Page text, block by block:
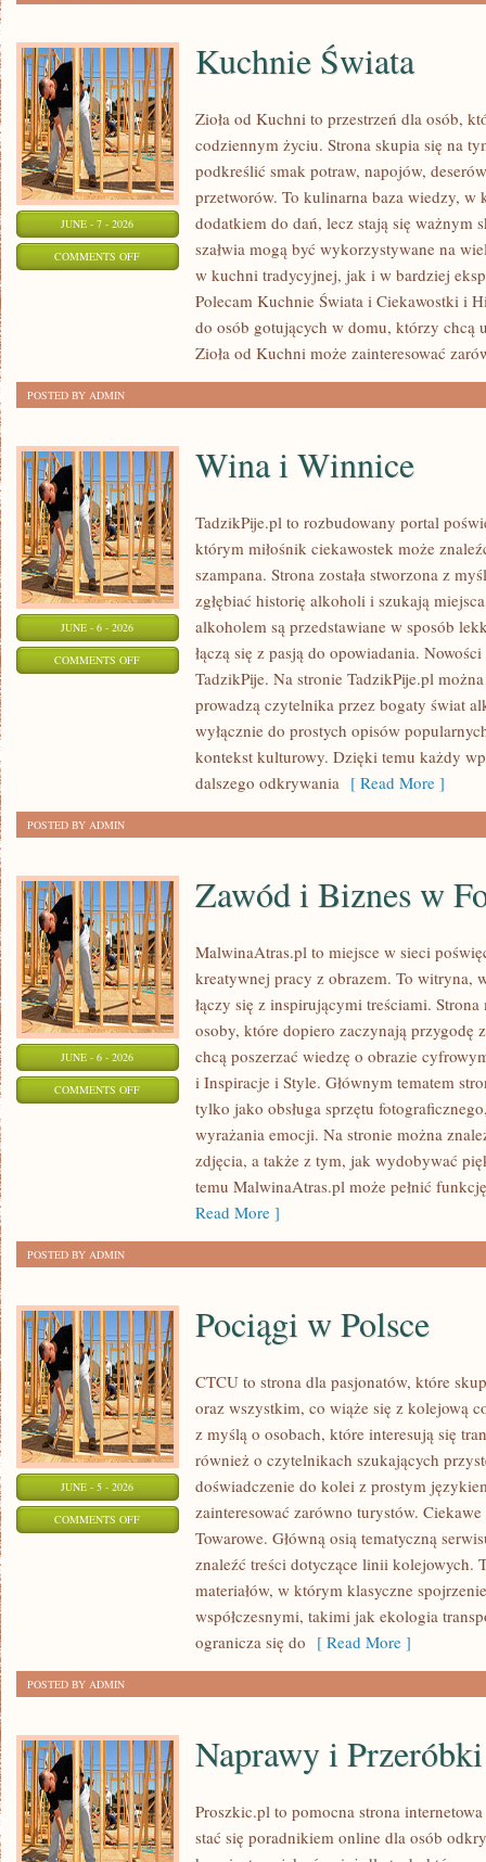
JUNE - 7 - 2026
COMMENTS OFFON
Kuchnie Świata
Zioła od Kuchni to przestrzeń dla osób,
codziennym życiu. Strona skupia się na
podkreślić smak potraw, napojów,
przetworów. To kulinarna baza wiedzy, w
dodatkiem do dań, lecz stają się ważnym
szałwia mogą być wykorzystywane na
w kuchni tradycyjnej, jak i w bardziej
Polecam Kuchnie Świata i Ciekawostki i
do osób gotujących w domu, którzy chcą
Zioła od Kuchni może zainteresować
POSTED BY ADMIN
JUNE - 6 - 2026
COMMENTS OFFON
Wina i Winnice
TadzikPije.pl to rozbudowany portal
którym miłośnik ciekawostek może
szampana. Strona została stworzona z
zgłębiać historię alkoholi i szukają
alkoholem są przedstawiane w sposób
łączą się z pasją do opowiadania.
TadzikPije. Na stronie TadzikPije.pl
prowadzą czytelnika przez bogaty świat
wyłącznie do prostych opisów
kontekst kulturowy. Dzięki temu każdy
dalszego odkrywania [ Read More ]
POSTED BY ADMIN
JUNE - 6 - 2026
COMMENTS OFFON
Zawód i Biznes w
MalwinaAtras.pl to miejsce w sieci
kreatywnej pracy z obrazem. To witryna,
łączy się z inspirującymi treściami.
osoby, które dopiero zaczynają przygodę
chcą poszerzać wiedzę o obrazie
i Inspiracje i Style. Głównym tematem
tylko jako obsługa sprzętu
wyrażania emocji. Na stronie można
zdjęcia, a także z tym, jak wydobywać
temu MalwinaAtras.pl może pełnić
Read More ]
POSTED BY ADMIN
JUNE - 5 - 2026
COMMENTS OFFON
Pociągi w Polsce
CTCU to strona dla pasjonatów, które
oraz wszystkim, co wiąże się z kolejową
z myślą o osobach, które interesują się
również o czytelnikach szukających
doświadczenie do kolei z prostym
zainteresować zarówno turystów.
Towarowe. Główną osią tematyczną
znaleźć treści dotyczące linii kolejowych.
materiałów, w którym klasyczne
współczesnymi, takimi jak ekologia
ogranicza się do [ Read More ]
POSTED BY ADMIN
Naprawy i Przeróbki
Proszkic.pl to pomocna strona
stać się poradnikiem online dla osób